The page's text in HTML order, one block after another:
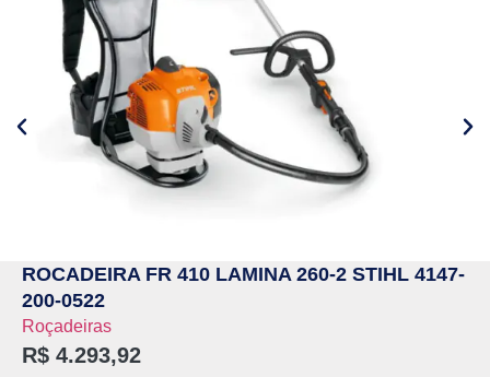
ROCADEIRA FR 410 LAMINA 260-2 STIHL 4147-
200-0522
Roçadeiras
R$ 4.293,92